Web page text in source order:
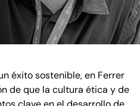
éxito sostenible, en Ferrer
de que la cultura ética y de